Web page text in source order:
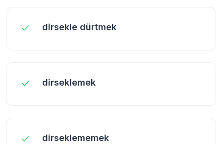
dirsekle dürtmek
dirseklemek
dirseklememek